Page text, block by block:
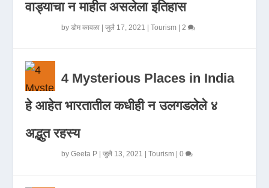
वाड्याचा न माहीत असलेला इतिहास
byडोम कावळा |जुलै 17, 2021 |Tourism | 2
4 Mysterious Places in India
हे आहेत भारतातील कधीही न उलगडलेले ४
अद्भुत रहस्य
byGeeta P |जुलै 13, 2021 |Tourism |0